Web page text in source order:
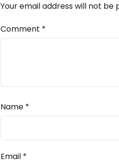
Your email address will not be
Comment *
Name *
Email *